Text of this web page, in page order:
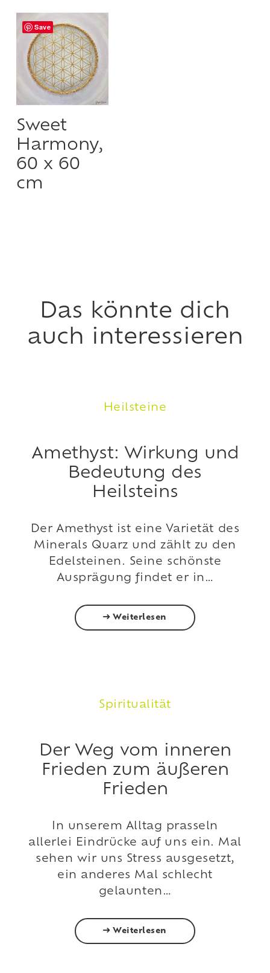
Save
Sweet
Harmony,
60 x 60
cm
Das könnte dich
auch interessieren
Heilsteine
Amethyst: Wirkung und
Bedeutung des
Heilsteins
Der Amethyst ist eine Varietät des
Minerals Quarz und zählt zu den
Edelsteinen. Seine schönste
Ausprägung findet er in…
Weiterlesen
Spiritualität
Der Weg vom inneren
Frieden zum äußeren
Frieden
In unserem Alltag prasseln
allerlei Eindrücke auf uns ein. Mal
sehen wir uns Stress ausgesetzt,
ein anderes Mal schlecht
gelaunten…
Weiterlesen